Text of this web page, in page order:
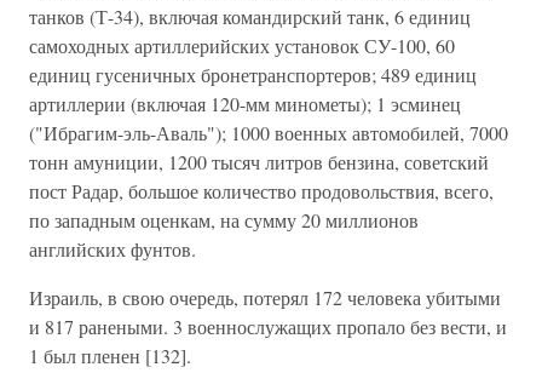
танков (Т-34), включая командирский танк, 6 единиц
самоходных артиллерийских установок СУ-100, 60
единиц гусеничных бронетранспортеров; 489 единиц
артиллерии (включая 120-мм минометы); 1 эсминец
("Ибрагим-эль-Аваль"); 1000 военных автомобилей, 7000
тонн амуниции, 1200 тысяч литров бензина, советский
пост Радар, большое количество продовольствия, всего,
по западным оценкам, на сумму 20 миллионов
английских фунтов.
Израиль, в свою очередь, потерял 172 человека убитыми
и 817 ранеными. 3 военнослужащих пропало без вести, и
1 был пленен [132].